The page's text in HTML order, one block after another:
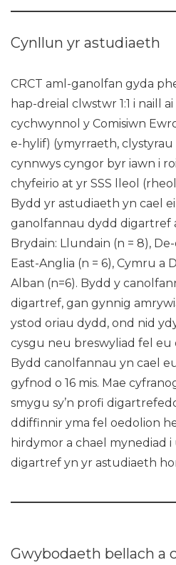
Cynllun yr astudiaeth
CRCT aml-ganolfan gyda
hap-dreial clwstwr 1:1 i naill
cychwynnol y Comisiwn
e-hylif) (ymyrraeth, clystyrau
cynnwys cyngor byr iawn i
chyfeirio at yr SSS lleol
Bydd yr astudiaeth yn cael
ganolfannau dydd digartref
Brydain: Llundain (n = 8),
East-Anglia (n = 6), Cymru a
Alban (n=6). Bydd y
digartref, gan gynnig
ystod oriau dydd, ond nid
cysgu neu breswyliad fel
Bydd canolfannau yn cael
gyfnod o 16 mis. Mae
smygu sy’n profi
ddiffinnir yma fel oedolion
hirdymor a chael mynediad i
digartref yn yr astudiaeth
Gwybodaeth bellach a